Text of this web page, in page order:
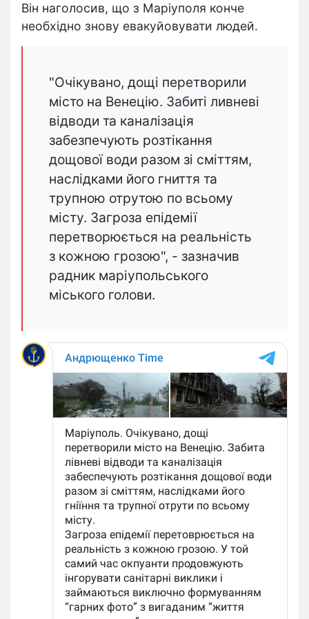
Він наголосив, що з Маріуполя конче
необхідно знову евакуйовувати людей.
"Очікувано, дощі перетворили
місто на Венецію. Забиті ливневі
відводи та каналізація
забезпечують розтікання
дощової води разом зі сміттям,
наслідками його гниття та
трупною отрутою по всьому
місту. Загроза епідемії
перетворюється на реальність
з кожною грозою", - зазначив
радник маріупольського
міського голови.